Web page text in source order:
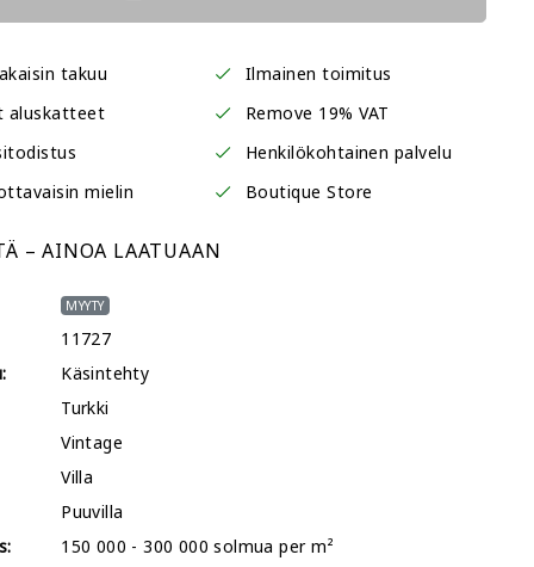
takuu
Ilmainen toimitus
aluskatteet
Remove 19% VAT
Henkilökohtainen palvelu
mielin
Boutique Store
– AINOA LAATUAAN
MYYTY
11727
Käsintehty
Turkki
Vintage
Villa
Puuvilla
150 000 - 300 000 solmua per m²